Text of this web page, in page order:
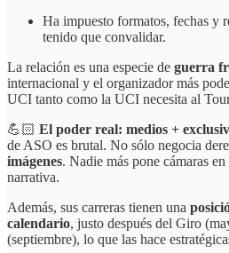
Ha impuesto formatos, fechas y
tenido que convalidar.
La relación es una especie de guerra
internacional y el organizador más
UCI tanto como la UCI necesita al
💪🏻 El poder real: medios +
de ASO es brutal. No sólo negocia
imágenes. Nadie más pone cámaras
narrativa.
Además, sus carreras tienen una
calendario, justo después del Giro
(septiembre), lo que las hace